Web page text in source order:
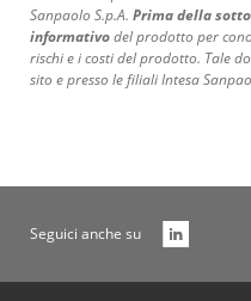
Sanpaolo S.p.A. Prima della
informativodel prodotto per
rischi e i costi del prodotto. Tale
sito e presso le filiali Intesa
Seguici anche su